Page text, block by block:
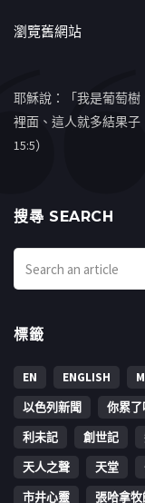
瀏覽舊網站
耶穌說：「我是葡萄
裡面、這人就多結果
15:5）
搜㝷 SEARCH
標籤
EN ENGLISH
以色列新聞
你累了
利未記
創世記
天人之聲
天堂
市井心靈
張哈拿牧